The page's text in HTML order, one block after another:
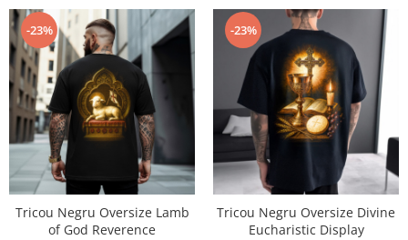
-23%
Tricou Negru Oversize Lamb
of God Reverence
-23%
Tricou Negru Oversize Divine
Eucharistic Display